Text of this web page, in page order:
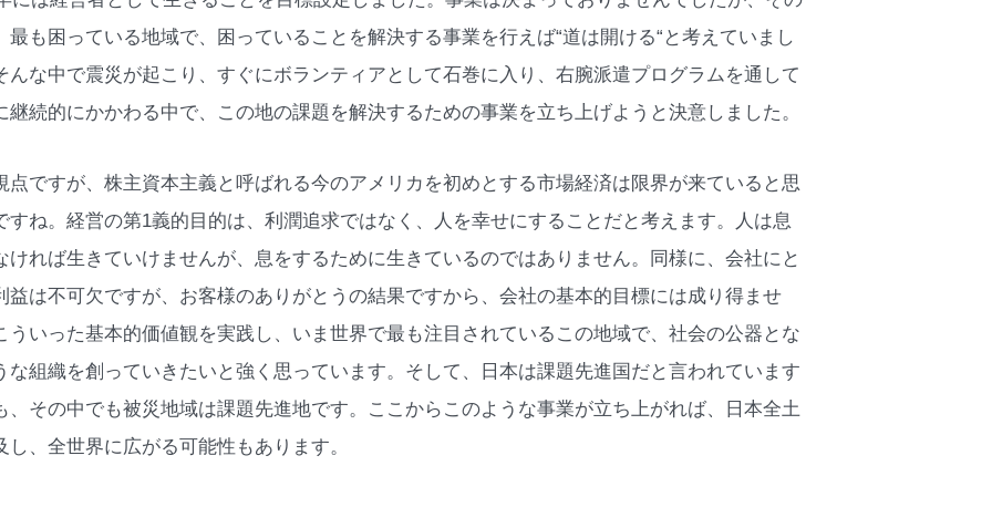
最も困っている地域で、困っていることを解決する事業を行えば“道は開ける“と考えていまし
んな中で震災が起こり、すぐにボランティアとして石巻に入り、右腕派遣プログラムを通して
継続的にかかわる中で、この地の課題を解決するための事業を立ち上げようと決意しました。
点ですが、株主資本主義と呼ばれる今のアメリカを初めとする市場経済は限界が来ていると思
すね。経営の第1義的目的は、利潤追求ではなく、人を幸せにすることだと考えます。人は息
ければ生きていけませんが、息をするために生きているのではありません。同様に、会社にと
益は不可欠ですが、お客様のありがとうの結果ですから、会社の基本的目標には成り得ませ
ういった基本的価値観を実践し、いま世界で最も注目されているこの地域で、社会の公器とな
な組織を創っていきたいと強く思っています。そして、日本は課題先進国だと言われています
、その中でも被災地域は課題先進地です。ここからこのような事業が立ち上がれば、日本全土
し、全世界に広がる可能性もあります。